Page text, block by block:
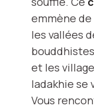
emmène de
les vallées
et les
ladakhie se
Vous